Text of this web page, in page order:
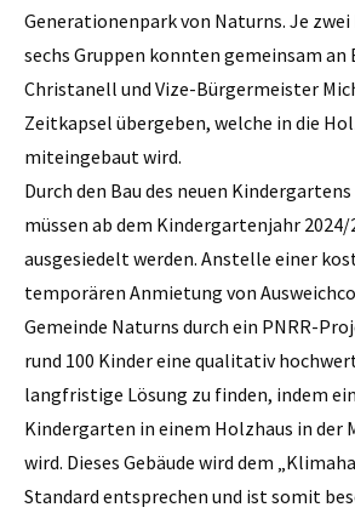
Generationenpark von Naturns. Je
sechs Gruppen konnten gemeinsam
Christanell und Vize-Bürgermeister
Zeitkapsel übergeben, welche in die
miteingebaut wird.
Durch den Bau des neuen
müssen ab dem Kindergartenjahr 2024/
ausgesiedelt werden. Anstelle einer
temporären Anmietung von
Gemeinde Naturns durch ein PNRR-
rund 100 Kinder eine qualitativ
langfristige Lösung zu finden, indem
Kindergarten in einem Holzhaus in der
wird. Dieses Gebäude wird dem
Standard entsprechen und ist somit